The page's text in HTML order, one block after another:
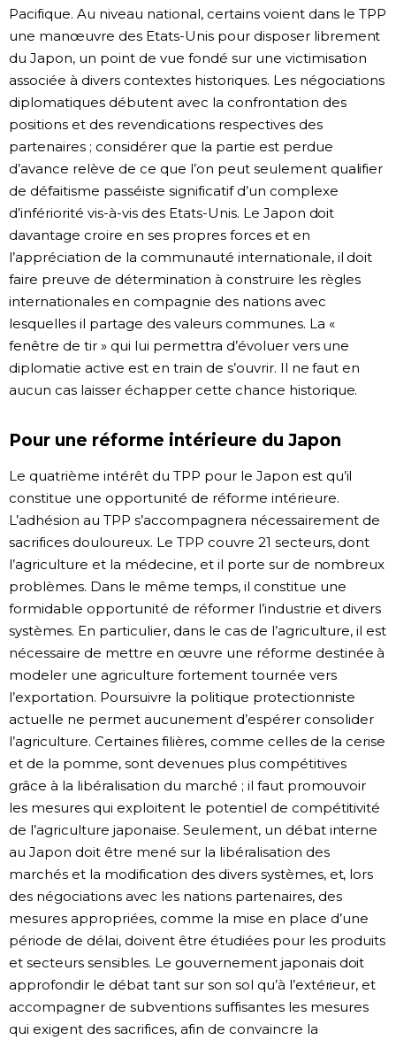
Pacifique. Au niveau national, certains voient dans le TPP
une manœuvre des Etats-Unis pour disposer librement
du Japon, un point de vue fondé sur une victimisation
associée à divers contextes historiques. Les négociations
diplomatiques débutent avec la confrontation des
positions et des revendications respectives des
partenaires ; considérer que la partie est perdue
d’avance relève de ce que l’on peut seulement qualifier
de défaitisme passéiste significatif d’un complexe
d’infériorité vis-à-vis des Etats-Unis. Le Japon doit
davantage croire en ses propres forces et en
l’appréciation de la communauté internationale, il doit
faire preuve de détermination à construire les règles
internationales en compagnie des nations avec
lesquelles il partage des valeurs communes. La «
fenêtre de tir » qui lui permettra d’évoluer vers une
diplomatie active est en train de s’ouvrir. Il ne faut en
aucun cas laisser échapper cette chance historique.
Pour une réforme intérieure du Japon
Le quatrième intérêt du TPP pour le Japon est qu’il
constitue une opportunité de réforme intérieure.
L’adhésion au TPP s’accompagnera nécessairement de
sacrifices douloureux. Le TPP couvre 21 secteurs, dont
l’agriculture et la médecine, et il porte sur de nombreux
problèmes. Dans le même temps, il constitue une
formidable opportunité de réformer l’industrie et divers
systèmes. En particulier, dans le cas de l’agriculture, il est
nécessaire de mettre en œuvre une réforme destinée à
modeler une agriculture fortement tournée vers
l’exportation. Poursuivre la politique protectionniste
actuelle ne permet aucunement d’espérer consolider
l’agriculture. Certaines filières, comme celles de la cerise
et de la pomme, sont devenues plus compétitives
grâce à la libéralisation du marché ; il faut promouvoir
les mesures qui exploitent le potentiel de compétitivité
de l’agriculture japonaise. Seulement, un débat interne
au Japon doit être mené sur la libéralisation des
marchés et la modification des divers systèmes, et, lors
des négociations avec les nations partenaires, des
mesures appropriées, comme la mise en place d’une
période de délai, doivent être étudiées pour les produits
et secteurs sensibles. Le gouvernement japonais doit
approfondir le débat tant sur son sol qu’à l’extérieur, et
accompagner de subventions suffisantes les mesures
qui exigent des sacrifices, afin de convaincre la